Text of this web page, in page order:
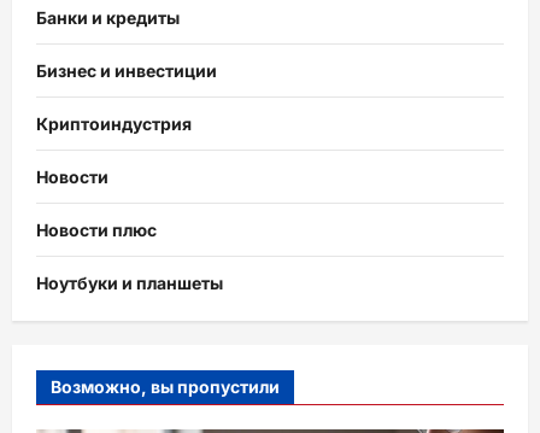
Банки и кредиты
Бизнес и инвестиции
Криптоиндустрия
Новости
Новости плюс
Ноутбуки и планшеты
Возможно, вы пропустили